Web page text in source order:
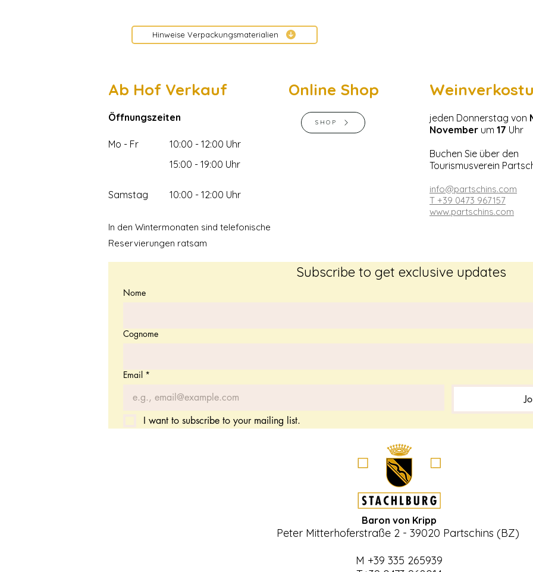
Hinweise Verpackungsmaterialien
Ab Hof Verkauf Online Shop
Öffnungszeiten
Mo - Fr
10:00 - 12:00 Uhr
15:00 - 19:00 Uhr
Samstag 10:00 - 12:00 Uhr
SHOP
In den Wintermonaten sind telefonische
Reservierungen ratsam
jeden Donnerstag von
November um 17 Uhr
Buchen Sie über den
Tourismusverein
info@partschins.com
T +39 0473 967157
www.partschins.com
Subscribe to get exclusive updates
Nome
Cognome
Email *
I want to subscribe to your mailing list.
Baron von Kripp
Peter Mitterhoferstraße 2 - 39020 Partschins (BZ)
M +39 335 265939